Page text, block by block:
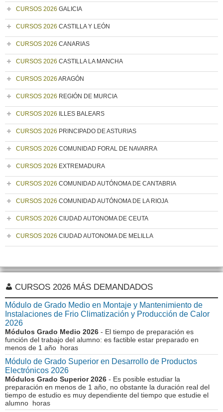
CURSOS 2026 GALICIA
CURSOS 2026 CASTILLA Y LEÓN
CURSOS 2026 CANARIAS
CURSOS 2026 CASTILLA LA MANCHA
CURSOS 2026 ARAGÓN
CURSOS 2026 REGIÓN DE MURCIA
CURSOS 2026 ILLES BALEARS
CURSOS 2026 PRINCIPADO DE ASTURIAS
CURSOS 2026 COMUNIDAD FORAL DE NAVARRA
CURSOS 2026 EXTREMADURA
CURSOS 2026 COMUNIDAD AUTÓNOMA DE CANTABRIA
CURSOS 2026 COMUNIDAD AUTÓNOMA DE LA RIOJA
CURSOS 2026 CIUDAD AUTONOMA DE CEUTA
CURSOS 2026 CIUDAD AUTONOMA DE MELILLA
CURSOS 2026 MÁS DEMANDADOS
Módulo de Grado Medio en Montaje y Mantenimiento de
Instalaciones de Frio Climatización y Producción de Calor
2026
Módulos Grado Medio 2026 - El tiempo de preparación es
función del trabajo del alumno: es factible estar preparado en
menos de 1 año horas
Módulo de Grado Superior en Desarrollo de Productos
Electrónicos 2026
Módulos Grado Superior 2026 - Es posible estudiar la
preparación en menos de 1 año, no obstante la duración real del
tiempo de estudio es muy dependiente del tiempo que estudie el
alumno horas